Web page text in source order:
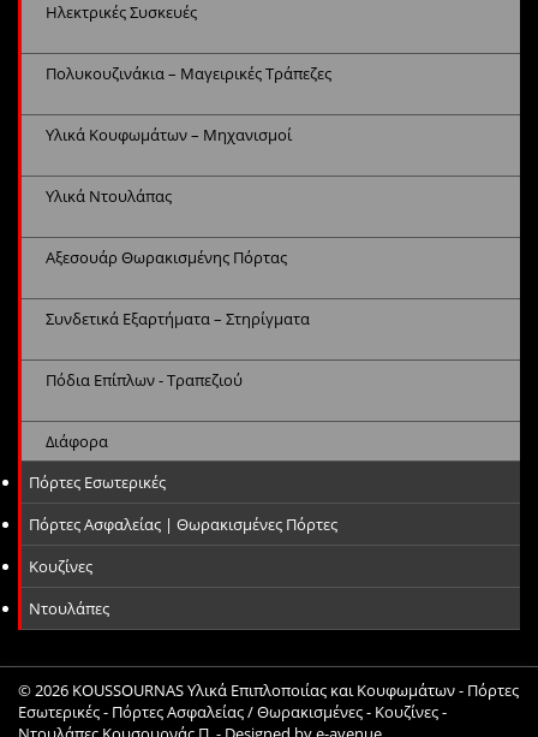
Ηλεκτρικές Συσκευές
Πολυκουζινάκια – Μαγειρικές Τράπεζες
Υλικά Κουφωμάτων – Μηχανισμοί
Υλικά Ντουλάπας
Αξεσουάρ Θωρακισμένης Πόρτας
Συνδετικά Εξαρτήματα – Στηρίγματα
Πόδια Επίπλων - Τραπεζιού
Διάφορα
Πόρτες Εσωτερικές
Πόρτες Ασφαλείας | Θωρακισμένες Πόρτες
Κουζίνες
Ντουλάπες
© 2026 KOUSSOURNAS Υλικά Επιπλοποιίας και Κουφωμάτων - Πόρτες
Εσωτερικές - Πόρτες Ασφαλείας / Θωρακισμένες - Κουζίνες -